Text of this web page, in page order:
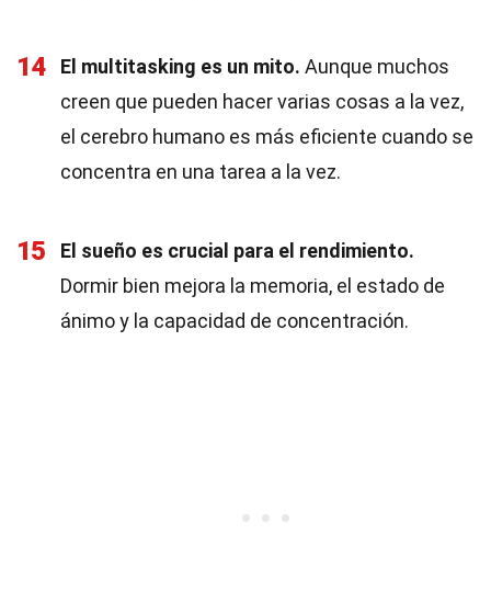
14 El multitasking es un mito. Aunque muchos
creen que pueden hacer varias cosas a la vez,
el cerebro humano es más eficiente cuando se
concentra en una tarea a la vez.
15
El sueño es crucial para el rendimiento.
Dormir bien mejora la memoria, el estado de
ánimo y la capacidad de concentración.